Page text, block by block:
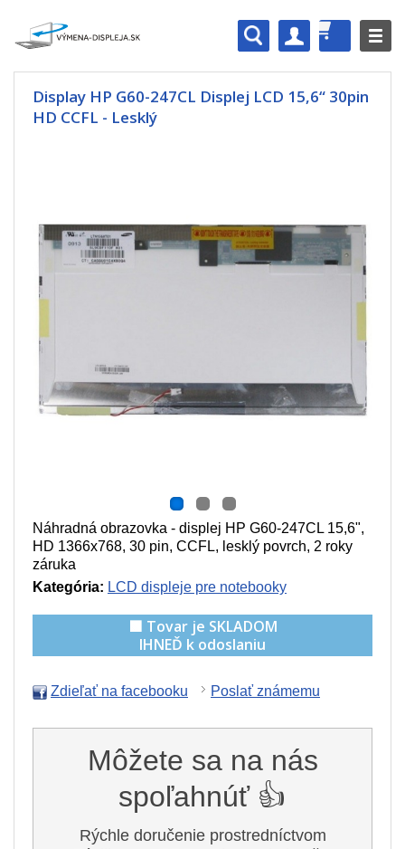
Display HP G60-247CL Displej LCD 15,6“ 30pin
HD CCFL - Lesklý
Náhradná obrazovka - displej HP G60-247CL 15,6",
HD 1366x768, 30 pin, CCFL, lesklý povrch, 2 roky
záruka
Kategória: LCD displeje pre notebooky
🟩 Tovar je SKLADOM
IHNEĎ k odoslaniu
Zdieľať na facebooku Poslať známemu
Môžete sa na nás
spoľahnúť 👍
Rýchle doručenie prostredníctvom